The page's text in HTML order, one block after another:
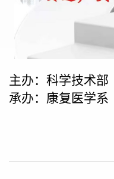
主办：科学技术部
承办：康复医学系